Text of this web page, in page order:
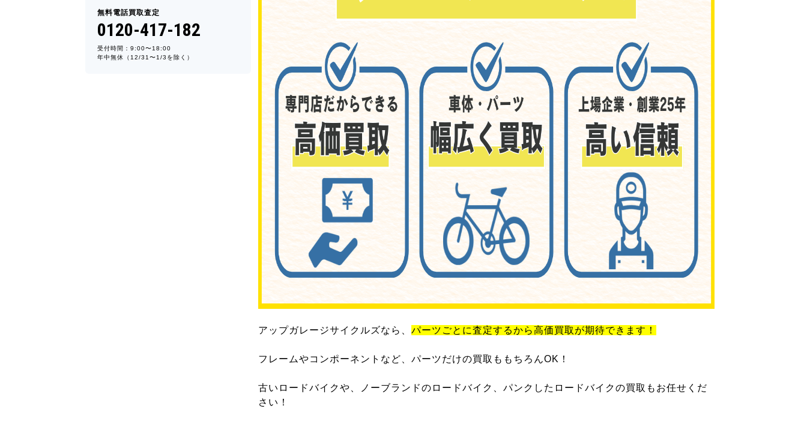
アップガレージサイクルズなら、 パーツごとに査定するから高価買取が期待できます！
フレームやコンポーネントなど、パーツだけの買取ももちろんOK！
古いロードバイクや、ノーブランドのロードバイク、パンクしたロードバイクの買取もお任せくだ
さい！
無料電話買取査定
0120-417-182
受付時間：9:00〜18:00
年中無休（12/31〜1/3を除く）